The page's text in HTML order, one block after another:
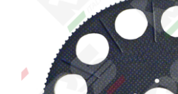
Contact